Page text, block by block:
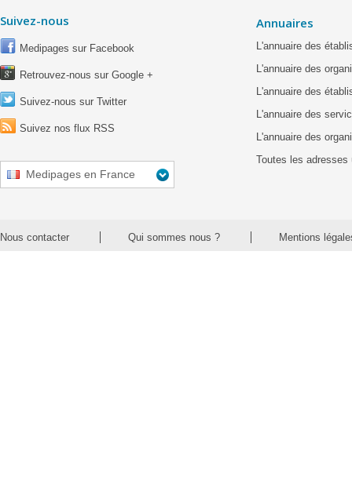
Suivez-nous
Medipages sur Facebook
Retrouvez-nous sur Google +
Suivez-nous sur Twitter
Suivez nos flux RSS
Medipages en France
Annuaires
L'annuaire des
L'annuaire des
L'annuaire des
L'annuaire des
L'annuaire des
Toutes les adresses
Nous contacter Qui sommes nous ? Mentions